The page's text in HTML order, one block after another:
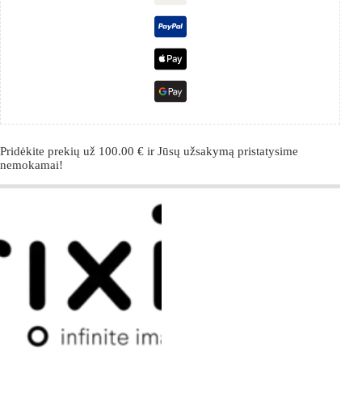
Pridėkite prekių už 100.00 € ir Jūsų užsakymą pristatysime
nemokamai!